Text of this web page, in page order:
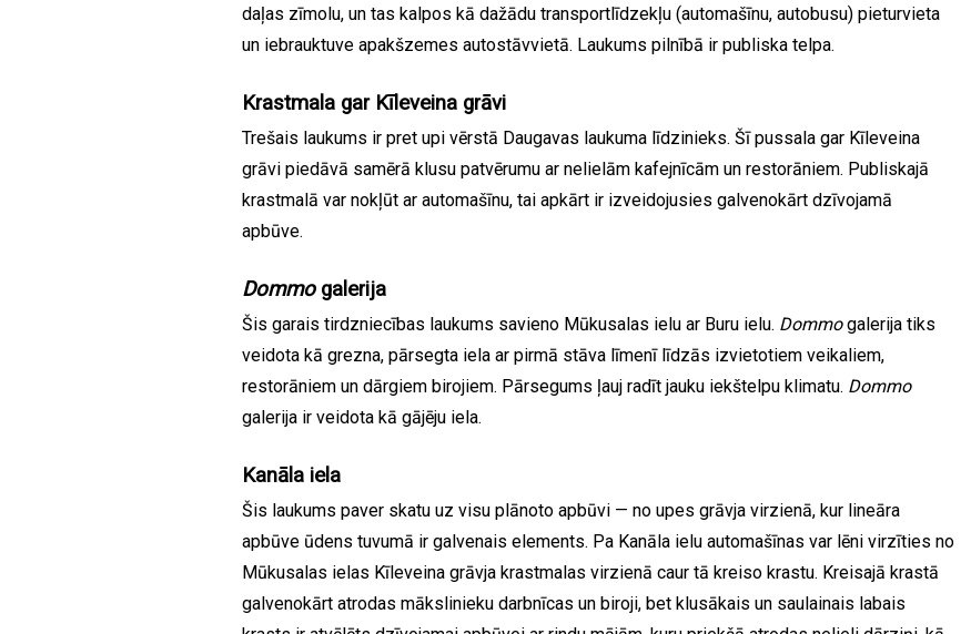
daļas zīmolu, un tas kalpos kā dažādu transportlīdzekļu (automašīnu, autobusu) pieturvieta
un iebrauktuve apakšzemes autostāvvietā. Laukums pilnībā ir publiska telpa.
Krastmala gar Kīleveina grāvi
Trešais laukums ir pret upi vērstā Daugavas laukuma līdzinieks. Šī pussala gar Kīleveina
grāvi piedāvā samērā klusu patvērumu ar nelielām kafejnīcām un restorāniem. Publiskajā
krastmalā var nokļūt ar automašīnu, tai apkārt ir izveidojusies galvenokārt dzīvojamā
apbūve.
Dommogalerija
Šis garais tirdzniecības laukums savieno Mūkusalas ielu ar Buru ielu. Dommogalerija tiks
veidota kā grezna, pārsegta iela ar pirmā stāva līmenī līdzās izvietotiem veikaliem,
restorāniem un dārgiem birojiem. Pārsegums ļauj radīt jauku iekštelpu klimatu. Dommo
galerija ir veidota kā gājēju iela.
Kanāla iela
Šis laukums paver skatu uz visu plānoto apbūvi — no upes grāvja virzienā, kur lineāra
apbūve ūdens tuvumā ir galvenais elements. Pa Kanāla ielu automašīnas var lēni virzīties no
Mūkusalas ielas Kīleveina grāvja krastmalas virzienā caur tā kreiso krastu. Kreisajā krastā
galvenokārt atrodas mākslinieku darbnīcas un biroji, bet klusākais un saulainais labais